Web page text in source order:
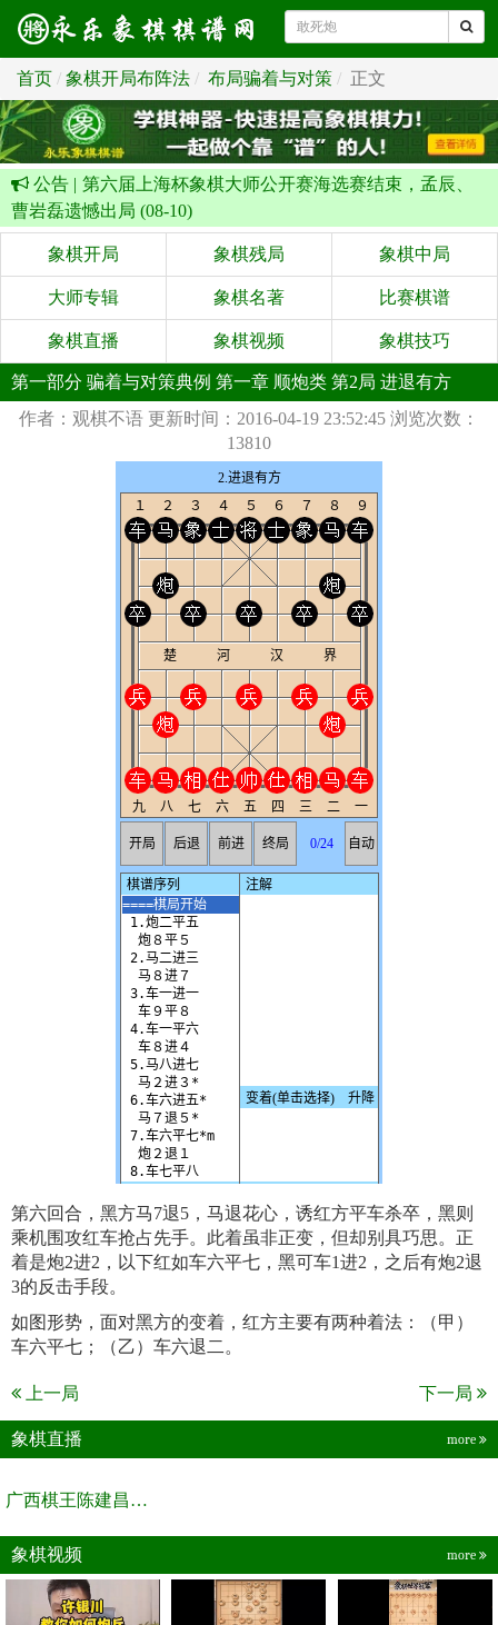
首页 象棋开局布阵法 布局骗着与对策 正文
公告 | 第六届上海杯象棋大师公开赛海选赛结束，孟辰、
曹岩磊遗憾出局 (08-10)
象棋开局 象棋残局 象棋中局
大师专辑 象棋名著 比赛棋谱
象棋直播 象棋视频 象棋技巧
第一部分 骗着与对策典例 第一章 顺炮类 第2局 进退有方
作者：观棋不语 更新时间：2016-04-19 23:52:45 浏览次数：
13810
第六回合，黑方马7退5，马退花心，诱红方平车杀卒，黑则
乘机围攻红车抢占先手。此着虽非正变，但却别具巧思。正
着是炮2进2，以下红如车六平七，黑可车1进2，之后有炮2退
3的反击手段。
如图形势，面对黑方的变着，红方主要有两种着法：（甲）
车六平七；（乙）车六退二。
上一局 下一局
象棋直播 more
广西棋王陈建昌直播间
象棋视频 more